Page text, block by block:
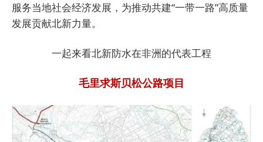
服务当地社会经济发展，为推动共建“一带一路”高质量
发展贡献北新力量。
一起来看北新防水在非洲的代表工程
毛里求斯贝松公路项目